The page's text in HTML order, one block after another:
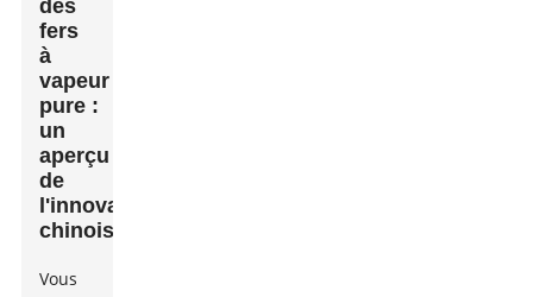
des
fers
à
vapeur
pure :
un
aperçu
de
l'innovation
chinoise
Vous